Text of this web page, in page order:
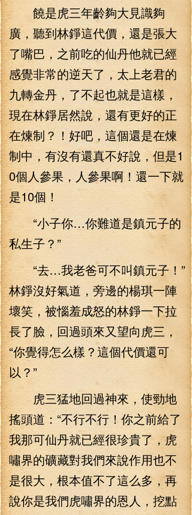
饒是虎三年齡夠大見識夠
廣，聽到林錚這代價，還是張大
了嘴巴，之前吃的仙丹他就已經
感覺非常的逆天了，太上老君的
九轉金丹，了不起也就是這樣，
現在林錚居然說，還有更好的正
在煉制？！好吧，這個還是在煉
制中，有沒有還真不好說，但是1
0個人參果，人參果啊！還一下就
是10個！
“小子你…你難道是鎮元子的
私生子？”
“去…我老爸可不叫鎮元子！”
林錚沒好氣道，旁邊的楊琪一陣
壞笑，被惱羞成怒的林錚一下拉
長了臉，回過頭來又望向虎三，
“你覺得怎么樣？這個代價還可
以？”
虎三猛地回過神來，使勁地
搖頭道：“不行不行！你之前給了
我那可仙丹就已經很珍貴了，虎
嘯界的礦藏對我們來說作用也不
是很大，根本值不了這么多，再
說你是我們虎嘯界的恩人，挖點